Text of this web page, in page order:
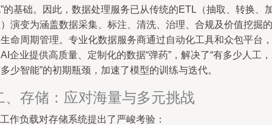
的基础。因此，数据处理服务已从传统的ETL（抽取、转换、
演变为涵盖数据采集、标注、清洗、治理、合规及价值挖掘的
命周期管理。专业化数据服务商通过自动化工具和众包平台，
企业提供高质量、定制化的数据“弹药”，解决了“有多少人工
少智能”的初期瓶颈，加速了模型的训练与迭代。
、存储：应对海量与多元挑战
作负载对存储系统提出了严峻考验：